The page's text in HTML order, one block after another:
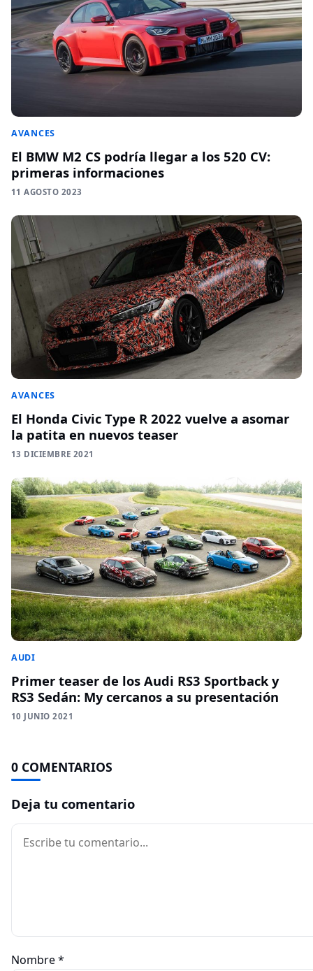
AVANCES
El BMW M2 CS podría llegar a los 520 CV:
primeras informaciones
11 AGOSTO 2023
AVANCES
El Honda Civic Type R 2022 vuelve a asomar
la patita en nuevos teaser
13 DICIEMBRE 2021
AUDI
Primer teaser de los Audi RS3 Sportback y
RS3 Sedán: My cercanos a su presentación
10 JUNIO 2021
0 COMENTARIOS
Deja tu comentario
Comentario
Nombre*